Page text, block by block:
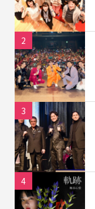
2
3
4